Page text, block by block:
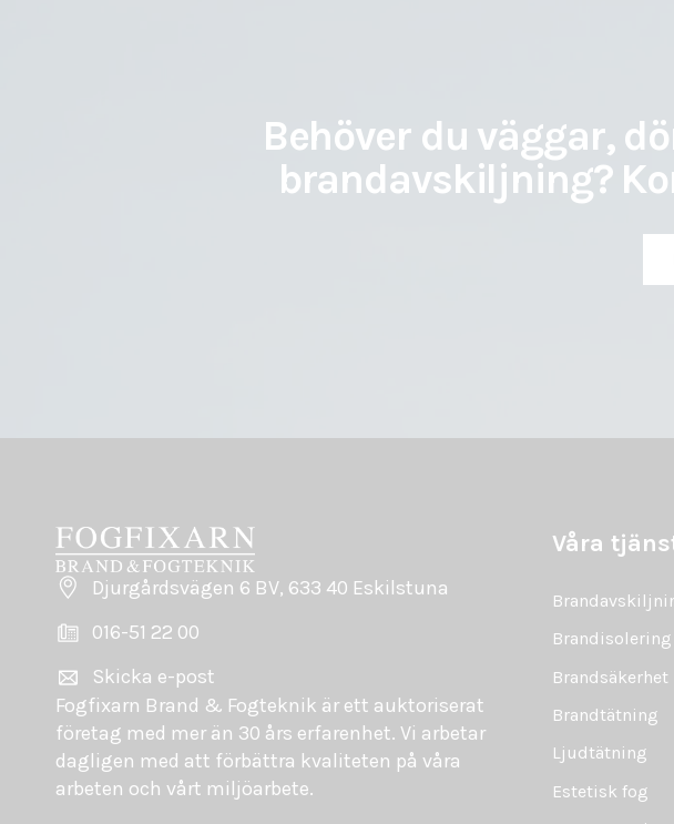
Behöver du väggar,
brandavskiljning?
Djurgårdsvägen 6 BV, 633 40 Eskilstuna
016-51 22 00
Skicka e-post
Fogfixarn Brand & Fogteknik är ett auktoriserat
företag med mer än 30 års erfarenhet. Vi arbetar
dagligen med att förbättra kvaliteten på våra
arbeten och vårt miljöarbete.
Våra
Brandisolering
Brandsäkerhet
Brandtätning
Ljudtätning
Estetisk fog